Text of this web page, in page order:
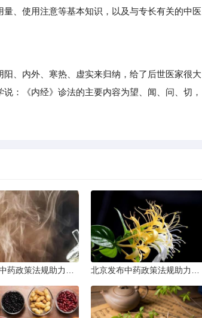
、使用注意等基本知识，以及与专长有关的中医
、内外、寒热、虚实来归纳，给了后世医家很大
：《内经》诊法的主要内容为望、闻、问、切，